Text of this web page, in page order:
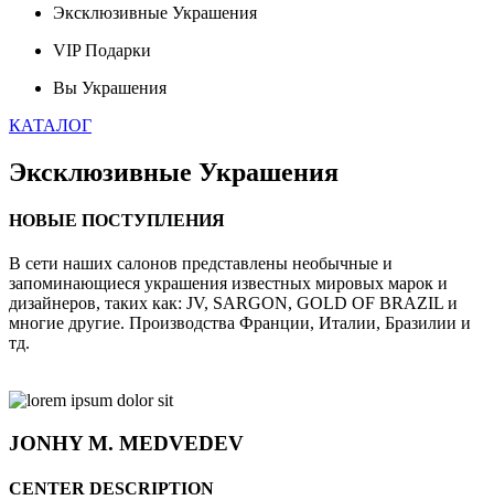
Эксклюзивные Украшения
VIPПодарки
Вы Украшения
КАТАЛОГ
Эксклюзивные Украшения
НОВЫЕ ПОСТУПЛЕНИЯ
В сети наших салонов представлены необычные и
запоминающиеся украшения известных мировых марок и
дизайнеров, таких как: JV, SARGON, GOLD OF BRAZIL и
многие другие. Производства Франции, Италии, Бразилии и
тд.
JONHYM. MEDVEDEV
CENTER DESCRIPTION